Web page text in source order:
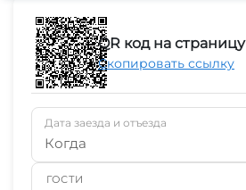
QR код на страницу
Скопировать ссылку
Дата заезда и отъезда
Когда
ГОСТИ